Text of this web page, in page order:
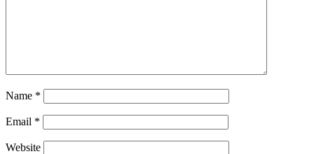
Name *
Email *
Website